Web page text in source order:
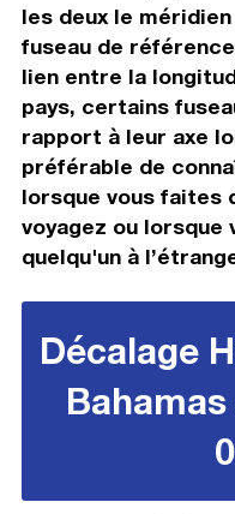
les deux le
fuseau de
lien entre la
pays, certains
rapport à leur axe
préférable de
lorsque vous faites
voyagez ou lorsque
quelqu'un à
Décalage